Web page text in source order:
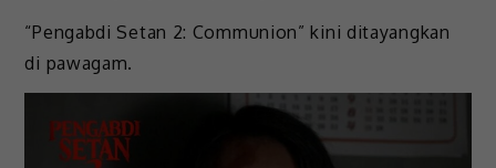
“Pengabdi Setan 2: Communion” kini ditayangkan
di pawagam.